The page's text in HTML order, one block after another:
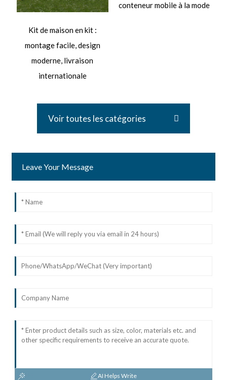
Kit de maison en kit :
montage facile, design
moderne, livraison
internationale
conteneur mobile à la mode
Voir toutes les catégories
Leave Your Message
AI Helps Write